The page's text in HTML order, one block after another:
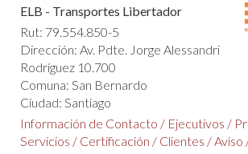
ELB - Transportes Libertador
Rut: 79.554.850-5
Dirección: Av. Pdte. Jorge Alessandri
Rodríguez 10.700
Comuna: San Bernardo
Ciudad: Santiago
Información de Contacto / Ejecutivos /
Servicios / Certificación / Clientes /Aviso